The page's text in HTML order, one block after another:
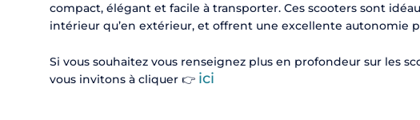
compact, élégant et facile à transporter. Ces scooters sont
intérieur qu’en extérieur, et offrent une excellente autonomie
Si vous souhaitez vous renseignez plus en profondeur sur les
vous invitons à cliquer 👉 ici